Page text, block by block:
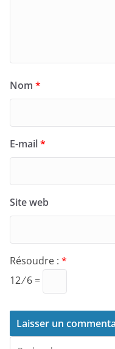
Nom *
E-mail*
Site web
Résoudre : *
12 ⁄ 6 =